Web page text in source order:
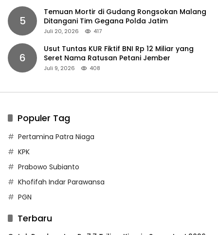
5
Temuan Mortir di Gudang Rongsokan Malang
Ditangani Tim Gegana Polda Jatim
Juli 20, 2026 417
6
Usut Tuntas KUR Fiktif BNI Rp 12 Miliar yang
Seret Nama Ratusan Petani Jember
Juli 9, 2026 408
Populer Tag
Pertamina Patra Niaga
KPK
Prabowo Subianto
Khofifah Indar Parawansa
PGN
Terbaru